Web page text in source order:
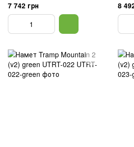
7 742 грн 8